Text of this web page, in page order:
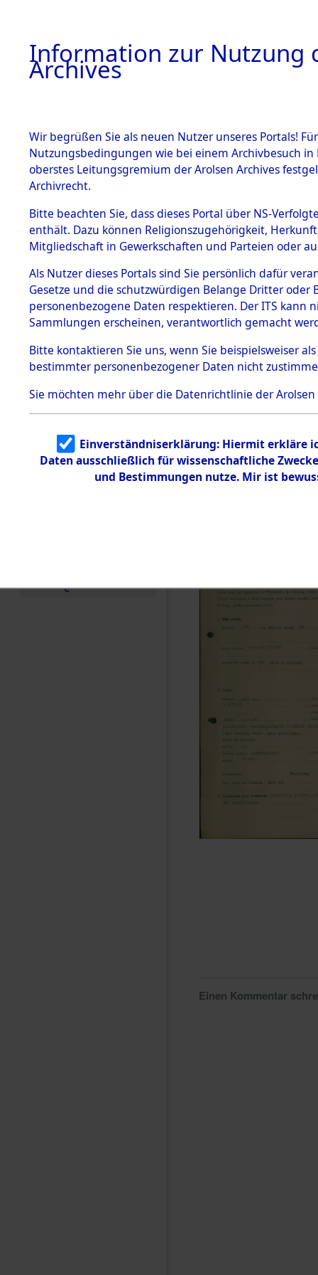
BESTÄNDE
1.
mente
5. Verschiedenes
5.3
Todesmärsche
5.3.1 Alliierte
Erhebungen
zu
Todesmärsch
en
5.3.2
Identifizierun
g
5.3.3
Todesmärsch
e
auf dem
zur
Roding,
zwischen
km)
Leben
0004
Einen Kommentar
Information zur Nutzung
Archives
Wir begrüßen Sie als neuen Nutzer unseres Portals!
Nutzungsbedingungen wie bei einem Archivbesuch
oberstes Leitungsgremium der Arolsen Archives
Archivrecht.
Bitte beachten Sie, dass dieses Portal über NS-
enthält. Dazu können Religionszugehörigkeit,
Mitgliedschaft in Gewerkschaften und Parteien oder
Als Nutzer dieses Portals sind Sie persönlich dafür
Gesetze und die schutzwürdigen Belange Dritter
personenbezogene Daten respektieren. Der ITS
Sammlungen erscheinen, verantwortlich gemacht
Bitte kontaktieren Sie uns, wenn Sie beispielsweiser
bestimmter personenbezogener Daten nicht
Sie möchten mehr über die Datenrichtlinie der Arolsen
Einverständniserklärung: Hiermit erkläre
Daten ausschließlich für wissenschaftliche
und Bestimmungen nutze. Mir ist